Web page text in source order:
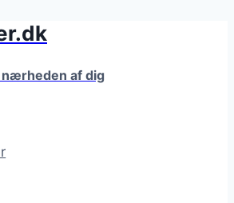
af dig